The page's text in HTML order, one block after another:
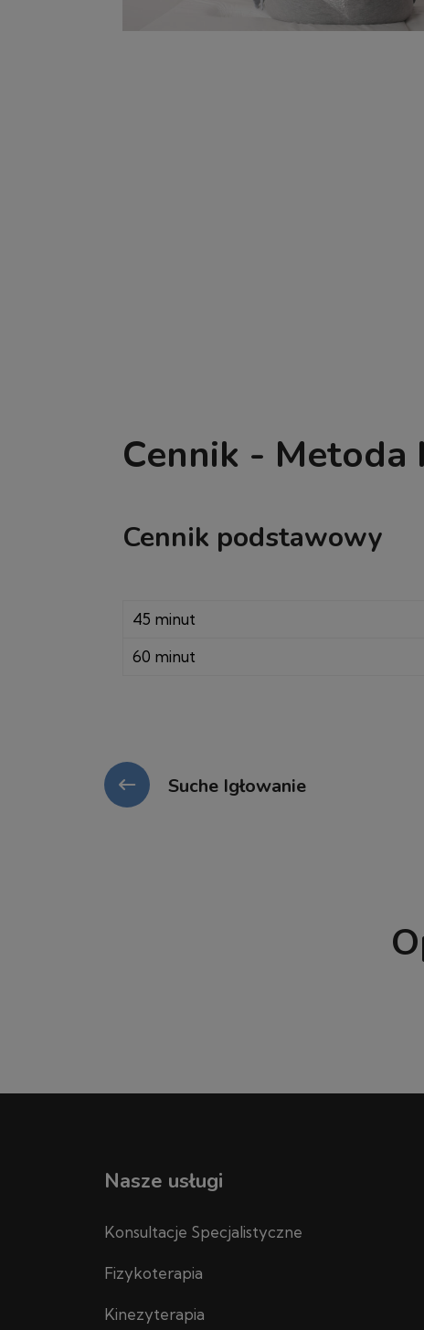
Cennik - Metoda
Cennik podstawowy
45 minut
60 minut
Suche Igłowanie
Nasze usługi
Konsultacje Specjalistyczne
Fizykoterapia
Kinezyterapia